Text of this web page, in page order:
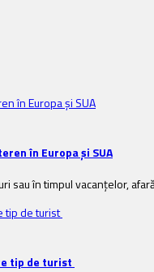
în Europa și SUA
sau în timpul vacanțelor,
tip de turist